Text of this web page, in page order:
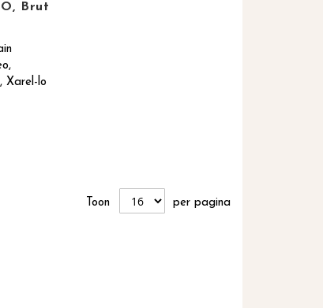
Brut
Xarel-lo
Toon per pagina